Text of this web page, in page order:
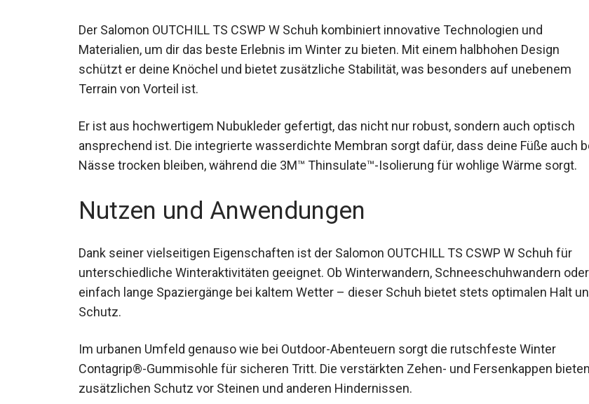
Der Salomon OUTCHILL TS CSWP W Schuh kombiniert innovative Technologien und
Materialien, um dir das beste Erlebnis im Winter zu bieten. Mit einem halbhohen Design
schützt er deine Knöchel und bietet zusätzliche Stabilität, was besonders auf unebenem
Terrain von Vorteil ist.
Er ist aus hochwertigem Nubukleder gefertigt, das nicht nur robust, sondern auch optisch
ansprechend ist. Die integrierte wasserdichte Membran sorgt dafür, dass deine Füße auch
bei Nässe trocken bleiben, während die 3M™ Thinsulate™-Isolierung für wohlige Wärme
Nutzen und Anwendungen
Dank seiner vielseitigen Eigenschaften ist der Salomon OUTCHILL TS CSWP W Schuh für
unterschiedliche Winteraktivitäten geeignet. Ob Winterwandern, Schneeschuhwandern oder
einfach lange Spaziergänge bei kaltem Wetter – dieser Schuh bietet stets optimalen Halt
Im urbanen Umfeld genauso wie bei Outdoor-Abenteuern sorgt die rutschfeste Winter
Contagrip®-Gummisohle für sicheren Tritt. Die verstärkten Zehen- und Fersenkappen bieten